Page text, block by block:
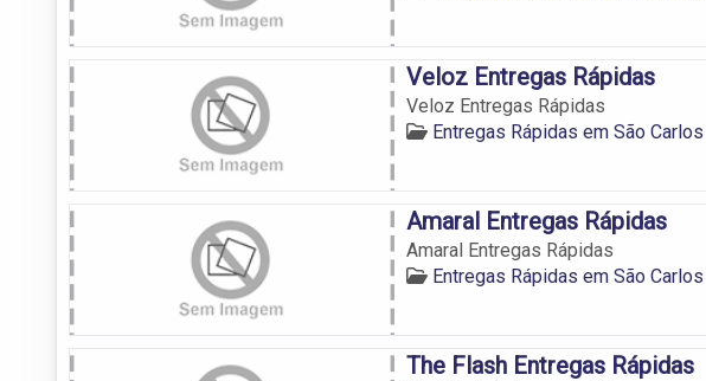
Veloz Entregas Rápidas
Veloz Entregas Rápidas
Entregas Rápidas em São Carlos
Amaral Entregas Rápidas
Amaral Entregas Rápidas
Entregas Rápidas em São Carlos
The Flash Entregas Rápidas